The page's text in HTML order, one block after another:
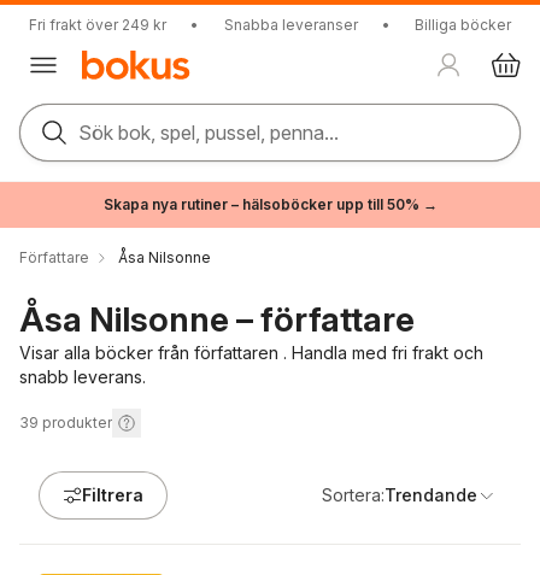
Fri frakt över 249 kr • Snabba leveranser • Billiga böcker
Sök bok, spel, pussel, penna...
Skapa nya rutiner – hälsoböcker upp till 50% →
Författare Åsa Nilsonne
Åsa Nilsonne – författare
Visar alla böcker från författaren . Handla med fri frakt och
snabb leverans.
39 produkter
Filtrera Sortera:Trendande